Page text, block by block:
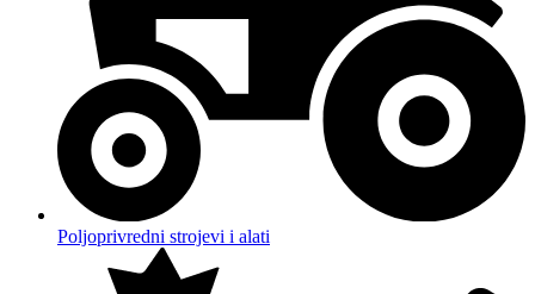
Poljoprivredni strojevi i alati